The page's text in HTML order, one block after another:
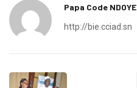
Papa Code NDOYE
http://bie.cciad.sn